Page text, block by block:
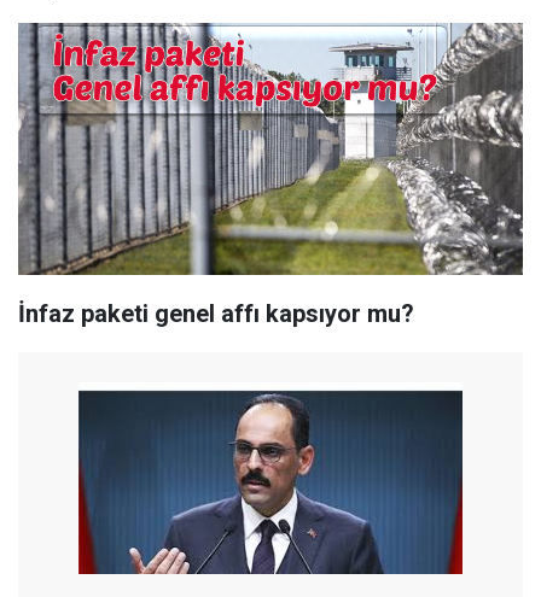
İnfaz paketi genel affı kapsıyor mu?